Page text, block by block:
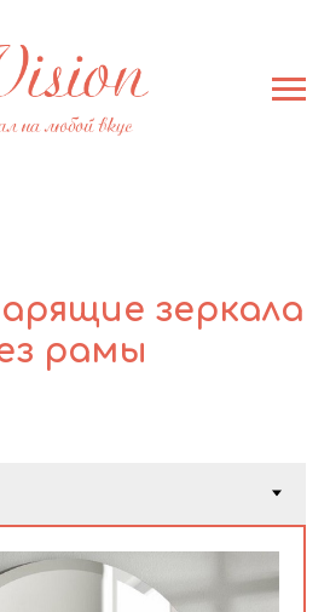
зеркала
рамы